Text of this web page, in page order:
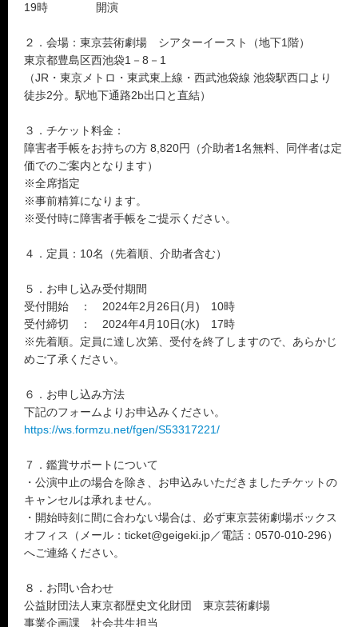
19時 開演
２．会場：東京芸術劇場 シアターイースト（地下1階）
東京都豊島区西池袋1－8－1
（JR・東京メトロ・東武東上線・西武池袋線 池袋駅西口より
徒歩2分。駅地下通路2b出口と直結）
３．チケット料金：
障害者手帳をお持ちの方 8,820円（介助者1名無料、同伴者は定
価でのご案内となります）
※全席指定
※事前精算になります。
※受付時に障害者手帳をご提示ください。
４．定員：10名（先着順、介助者含む）
５．お申し込み受付期間
受付開始 ： 2024年2月26日(月) 10時
受付締切 ： 2024年4月10日(水) 17時
※先着順。定員に達し次第、受付を終了しますので、あらかじ
めご了承ください。
６．お申し込み方法
下記のフォームよりお申込みください。
https://ws.formzu.net/fgen/S53317221/
７．鑑賞サポートについて
・公演中止の場合を除き、お申込みいただきましたチケットの
キャンセルは承れません。
・開始時刻に間に合わない場合は、必ず東京芸術劇場ボックス
オフィス（メール：ticket@geigeki.jp／電話：0570-010-296）
へご連絡ください。
８．お問い合わせ
公益財団法人東京都歴史文化財団 東京芸術劇場
事業企画課 社会共生担当